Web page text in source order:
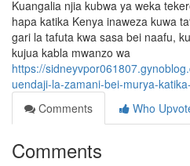
Kuangalia njia kubwa ya weka
hapa katika Kenya inaweza kuwa
gari la tafuta kwa sasa bei naafu,
kujua kabla mwanzo wa
https://
uendaji-la-zamani-bei-murya-
Comments
Who
Comments